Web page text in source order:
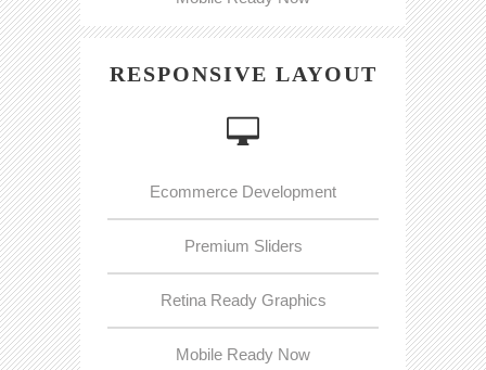
RESPONSIVE LAYOUT
Ecommerce Development
Premium Sliders
Retina Ready Graphics
Mobile Ready Now